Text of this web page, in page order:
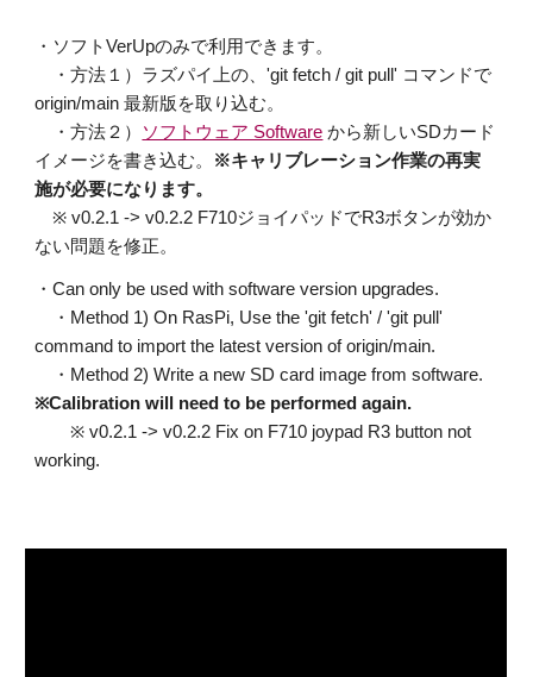
・ソフトVerUpのみで利用できます。
・方法１）ラズパイ上の、'git fetch / git pull' コマンドで
origin/main 最新版を取り込む。
・方法２） ソフトウェア Software から新しいSDカード
イメージを書き込む。 ※キャリブレーション作業の再実
施が必要になります。
※ v0.2.1 -> v0.2.2 F710ジョイパッドでR3ボタンが効か
ない問題を修正。
・Can only be used with software version upgrades.
・Method 1) On RasPi, Use the 'git fetch' / 'git pull'
command to import the latest version of origin/main.
・Method 2) Write a new SD card image from software.
※Calibration will need to be performed again.
※ v0.2.1 -> v0.2.2 Fix on F710 joypad R3 button not
working.